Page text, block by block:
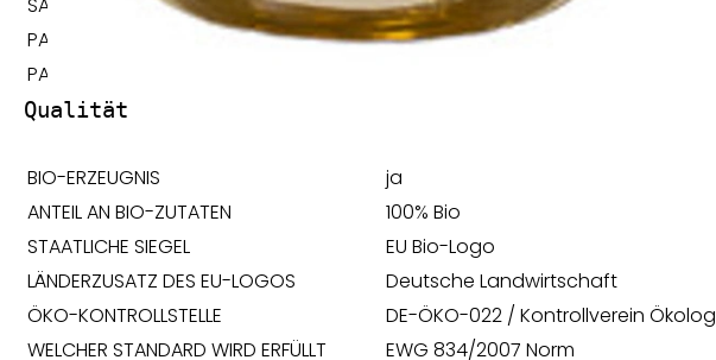
SAISONARTIKEL
nein
PACKUNGSART
Flasche
PALMFETT, PALMÖL
Qualität
BIO-ERZEUGNIS
ja
ANTEIL AN BIO-ZUTATEN
100% Bio
STAATLICHE SIEGEL
EU Bio-Logo
LÄNDERZUSATZ DES EU-LOGOS
Deutsche Landwirtschaft
ÖKO-KONTROLLSTELLE
DE-ÖKO-022 / Kontrollverein
WELCHER STANDARD WIRD ERFÜLLT
EWG 834/2007 Norm